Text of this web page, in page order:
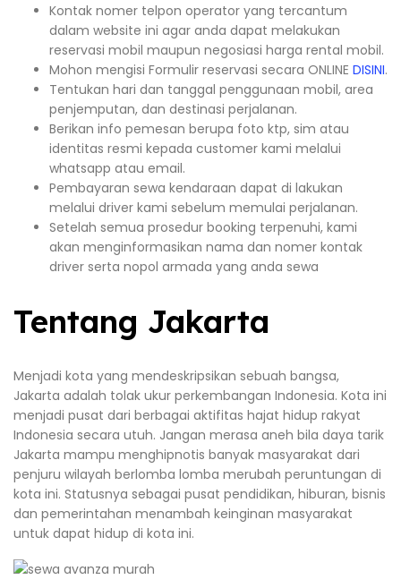
Kontak nomer telpon operator yang tercantum
dalam website ini agar anda dapat melakukan
reservasi mobil maupun negosiasi harga rental mobil.
Mohon mengisi Formulir reservasi secara ONLINE DISINI.
Tentukan hari dan tanggal penggunaan mobil, area
penjemputan, dan destinasi perjalanan.
Berikan info pemesan berupa foto ktp, sim atau
identitas resmi kepada customer kami melalui
whatsapp atau email.
Pembayaran sewa kendaraan dapat di lakukan
melalui driver kami sebelum memulai perjalanan.
Setelah semua prosedur booking terpenuhi, kami
akan menginformasikan nama dan nomer kontak
driver serta nopol armada yang anda sewa
Tentang Jakarta
Menjadi kota yang mendeskripsikan sebuah bangsa,
Jakarta adalah tolak ukur perkembangan Indonesia. Kota ini
menjadi pusat dari berbagai aktifitas hajat hidup rakyat
Indonesia secara utuh. Jangan merasa aneh bila daya tarik
Jakarta mampu menghipnotis banyak masyarakat dari
penjuru wilayah berlomba lomba merubah peruntungan di
kota ini. Statusnya sebagai pusat pendidikan, hiburan, bisnis
dan pemerintahan menambah keinginan masyarakat
untuk dapat hidup di kota ini.